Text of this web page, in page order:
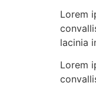
Lorem
lacinia
Lorem